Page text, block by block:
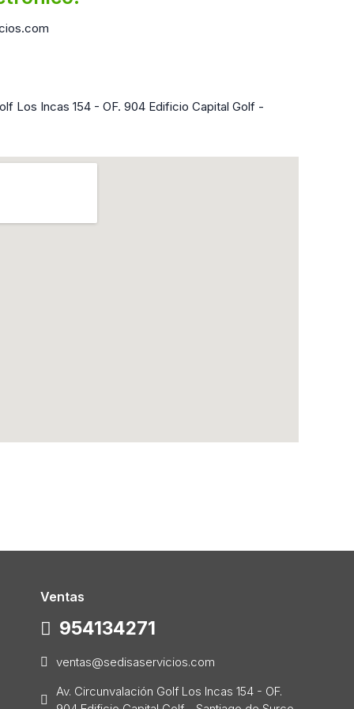
Los Incas 154 - OF. 904 Edificio Capital Golf -
Ventas
954134271
ventas@sedisaservicios.com
Av. Circunvalación Golf Los Incas 154 - OF.